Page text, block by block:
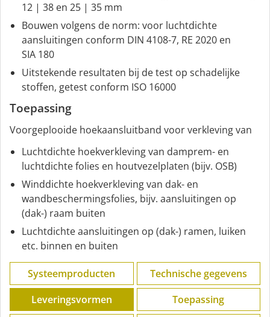
12 | 38 en 25 | 35 mm
Bouwen volgens de norm: voor luchtdichte
aansluitingen conform DIN 4108-7, RE 2020 en
SIA 180
Uitstekende resultaten bij de test op schadelijke
stoffen, getest conform ISO 16000
Toepassing
Voorgeplooide hoekaansluitband voor verkleving van
Luchtdichte hoekverkleving van damprem- en
luchtdichte folies en houtvezelplaten (bijv. OSB)
Winddichte hoekverkleving van dak- en
wandbeschermingsfolies, bijv. aansluitingen op
(dak-) raam buiten
Luchtdichte aansluitingen op (dak-) ramen, luiken
etc. binnen en buiten
Systeemproducten
Technische gegevens
Leveringsvormen
Toepassing